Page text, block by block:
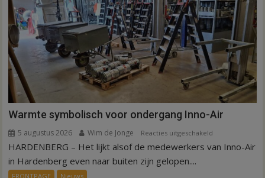
Hardenberg
en
Sibculo
Warmte symbolisch voor ondergang Inno-Air
5 augustus 2026 Wim de Jonge Reacties uitgeschakeld
Warmte
HARDENBERG – Het lijkt alsof de medewerkers van Inno-Air
in Hardenberg even naar buiten zijn gelopen....
FRONTPAGE Nieuws